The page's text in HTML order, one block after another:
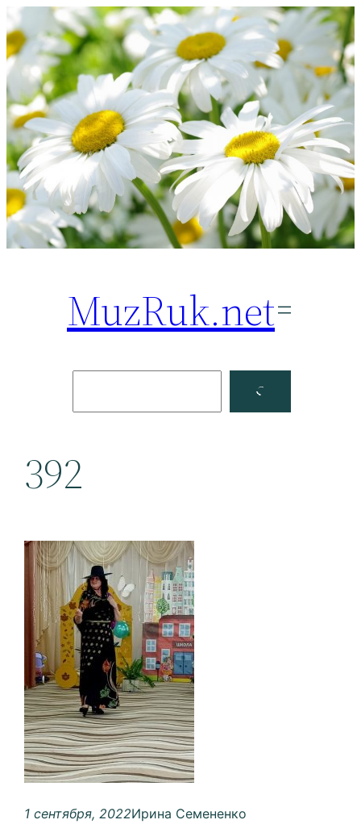
Перейти
к
содержимому
MuzRuk.net
Facebook
392
1 сентября, 2022Ирина Семененко